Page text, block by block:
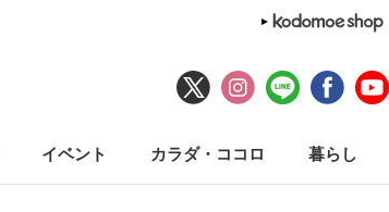
イベント カラダ・ココロ 暮らし